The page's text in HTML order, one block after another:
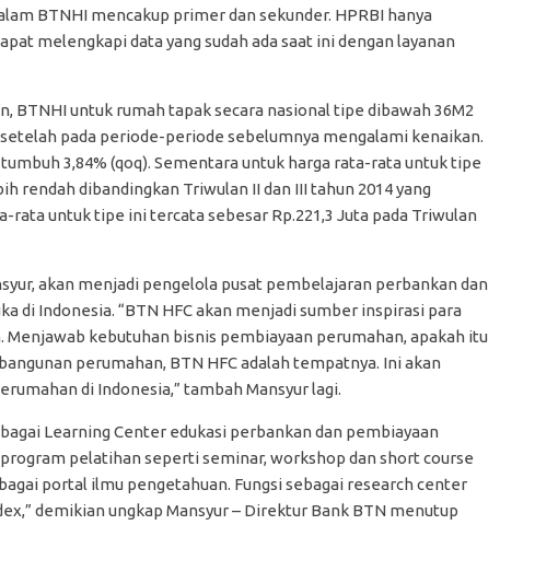
BTNHI mencakup primer dan sekunder. HPRBI hanya
melengkapi data yang sudah ada saat ini dengan layanan
BTNHI untuk rumah tapak secara nasional tipe dibawah 36M2
pada periode-periode sebelumnya mengalami kenaikan.
3,84% (qoq). Sementara untuk harga rata-rata untuk tipe
rendah dibandingkan Triwulan II dan III tahun 2014 yang
rata untuk tipe ini tercata sebesar Rp.221,3 Juta pada Triwulan
akan menjadi pengelola pusat pembelajaran perbankan dan
di Indonesia. “BTN HFC akan menjadi sumber inspirasi para
kebutuhan bisnis pembiayaan perumahan, apakah itu
perumahan, BTN HFC adalah tempatnya. Ini akan
di Indonesia,” tambah Mansyur lagi.
Learning Center edukasi perbankan dan pembiayaan
pelatihan seperti seminar, workshop dan short course
portal ilmu pengetahuan. Fungsi sebagai research center
demikian ungkap Mansyur – Direktur Bank BTN menutup